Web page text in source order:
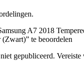
A7 2018
te beoordelen
gepubliceerd. Vereiste